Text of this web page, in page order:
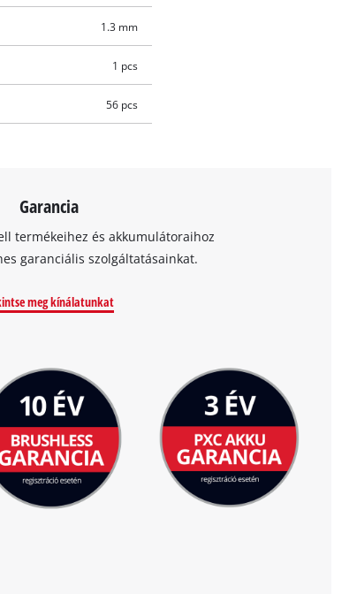
1.3 mm
1 pcs
56 pcs
Garancia
termékeihez és akkumulátoraihoz
garanciális szolgáltatásainkat.
meg kínálatunkat